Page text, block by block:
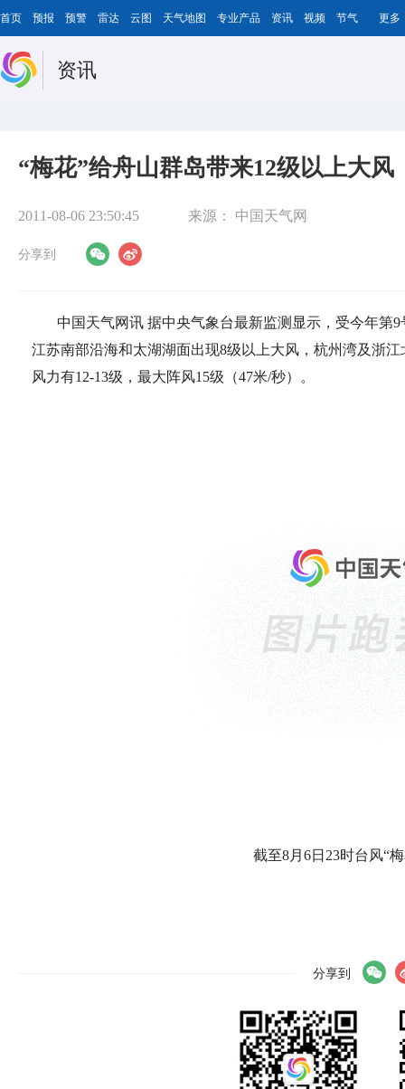
首页 预报 预警 雷达 云图 天气地图 专业产品 资讯 视频 节气 更多
资讯
“梅花”给舟山群岛带来12级以上大风
2011-08-06 23:50:45 来源： 中国天气网
分享到
中国天气网讯 据中央气象台最新监测显示，受今年第
江苏南部沿海和太湖湖面出现8级以上大风，杭州湾及浙
风力有12-13级，最大阵风15级（47米/秒）。
截至8月6日23时台风“
分享到